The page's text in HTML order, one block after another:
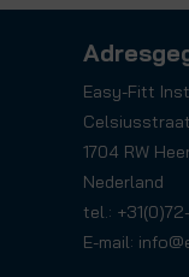
Easy-Fitt
1704 RW
Nederland
tel.:
E-mail: